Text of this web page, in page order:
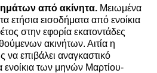
από ακίνητα. Μειωμένα
ετήσια εισοδήματα από ενοίκια
στην εφορία εκατοντάδες
ακινήτων. Αιτία η
επιβάλει αναγκαστικό
των μηνών Μαρτίου-